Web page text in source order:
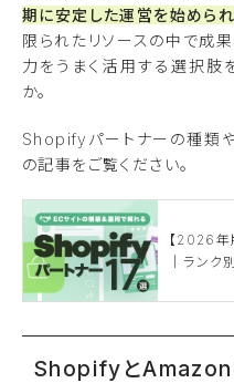
期に安定した運営を始めら
限られたリソースの中で成
力をうまく活用する選択肢
か。
Shopifyパートナーの種類や
の記事をご覧ください。
【2026
｜ラン
ShopifyとAmazon